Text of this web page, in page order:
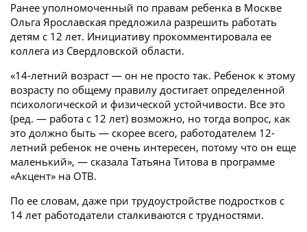
Ранее уполномоченный по правам ребенка в Москве
Ольга Ярославская предложила разрешить работать
детям с 12 лет. Инициативу прокомментировала ее
коллега из Свердловской области.
«14-летний возраст — он не просто так. Ребенок к этому
возрасту по общему правилу достигает определенной
психологической и физической устойчивости. Все это
(ред. — работа с 12 лет) возможно, но тогда вопрос, как
это должно быть — скорее всего, работодателем 12-
летний ребенок не очень интересен, потому что он еще
маленький», — сказала Татьяна Титова в программе
«Акцент» на ОТВ.
По ее словам, даже при трудоустройстве подростков с
14 лет работодатели сталкиваются с трудностями.